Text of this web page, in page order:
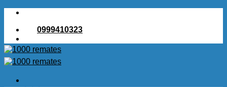
Saltar
contenido0999410323